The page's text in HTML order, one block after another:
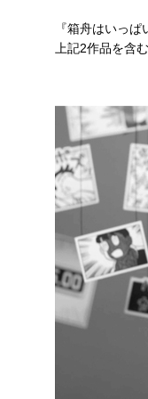
『箱舟はいっぱ
上記2作品を含